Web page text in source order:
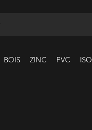
BOIS ZINC PVC